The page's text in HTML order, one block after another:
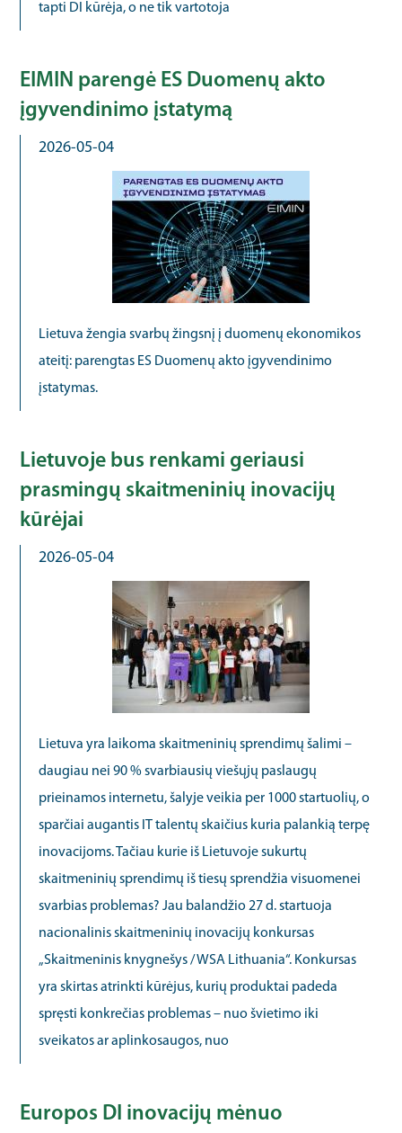
tapti DI kūrėja, o ne tik vartotoja
EIMIN parengė ES Duomenų akto
įgyvendinimo įstatymą
2026-05-04
Lietuva žengia svarbų žingsnį į duomenų ekonomikos
ateitį: parengtas ES Duomenų akto įgyvendinimo
įstatymas.
Lietuvoje bus renkami geriausi
prasmingų skaitmeninių inovacijų
kūrėjai
2026-05-04
Lietuva yra laikoma skaitmeninių sprendimų šalimi –
daugiau nei 90 % svarbiausių viešųjų paslaugų
prieinamos internetu, šalyje veikia per 1000 startuolių, o
sparčiai augantis IT talentų skaičius kuria palankią terpę
inovacijoms. Tačiau kurie iš Lietuvoje sukurtų
skaitmeninių sprendimų iš tiesų sprendžia visuomenei
svarbias problemas? Jau balandžio 27 d. startuoja
nacionalinis skaitmeninių inovacijų konkursas
„Skaitmeninis knygnešys / WSA Lithuania“. Konkursas
yra skirtas atrinkti kūrėjus, kurių produktai padeda
spręsti konkrečias problemas – nuo švietimo iki
sveikatos ar aplinkosaugos, nuo
Europos DI inovacijų mėnuo